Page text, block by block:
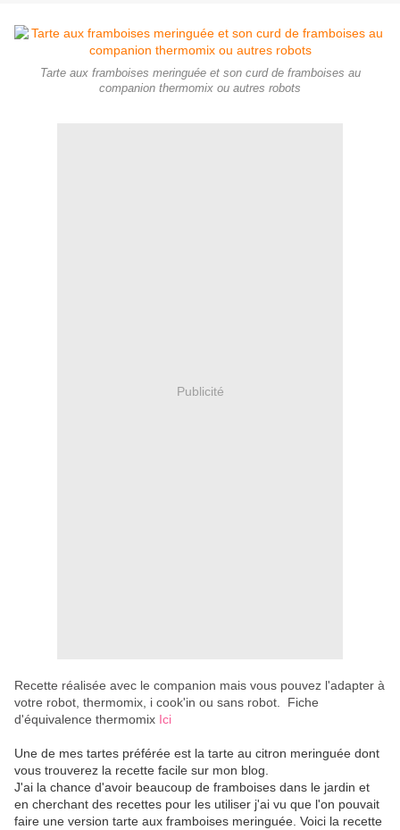
Tarte aux framboises meringuée et son curd de framboises au
companion thermomix ou autres robots
Publicité
Recette réalisée avec le companion mais vous pouvez l'adapter à
votre robot, thermomix, i cook'in ou sans robot.
Fiche
d'équivalence thermomix Ici
Une de mes tartes préférée est la tarte au citron meringuée dont
vous trouverez la recette facile sur mon blog.
J'ai la chance d'avoir beaucoup de framboises dans le jardin et
en cherchant des recettes pour les utiliser j'ai vu que l'on pouvait
faire une version tarte aux framboises meringuée. Voici la recette